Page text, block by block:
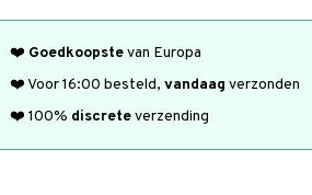
❤️ Goedkoopstevan Europa
❤️ Voor 16:00 besteld,vandaag verzonden
❤️ 100% discreteverzending